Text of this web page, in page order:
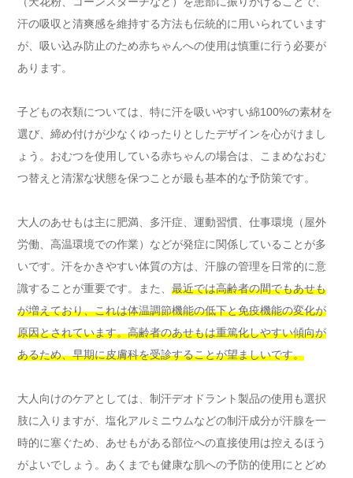
汗の吸収と清爽感を維持する方法も伝統的に用いられています
が、吸い込み防止のため赤ちゃんへの使用は慎重に行う必要が
あります。
子どもの衣類については、特に汗を吸いやすい綿100%の素材を
選び、締め付けが少なくゆったりとしたデザインを心がけまし
ょう。おむつを使用している赤ちゃんの場合は、こまめなおむ
つ替えと清潔な状態を保つことが最も基本的な予防策です。
大人のあせもは主に肥満、多汗症、運動習慣、仕事環境（屋外
労働、高温環境での作業）などが発症に関係していることが多
いです。汗をかきやすい体質の方は、汗腺の管理を日常的に意
識することが重要です。また、 最近では高齢者の間でもあせも
が増えており、これは体温調節機能の低下と免疫機能の変化が
原因とされています。高齢者のあせもは重篤化しやすい傾向が
あるため、早期に皮膚科を受診することが望ましいです。
大人向けのケアとしては、制汗デオドラント製品の使用も選択
肢に入りますが、塩化アルミニウムなどの制汗成分が汗腺を一
時的に塞ぐため、あせもがある部位への直接使用は控えるほう
がよいでしょう。あくまでも健康な肌への予防的使用にとどめ